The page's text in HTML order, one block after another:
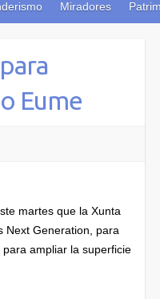
Miradores
Eume
martes que la Xunta
Next Generation, para
ampliar la superficie